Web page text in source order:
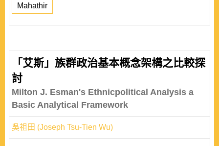
Mahathir
「艾斯」族群政治基本概念架構之比較探
討
Milton J. Esman's Ethnicpolitical Analysis a
Basic Analytical Framework
吳祖田 (Joseph Tsu-Tien Wu)